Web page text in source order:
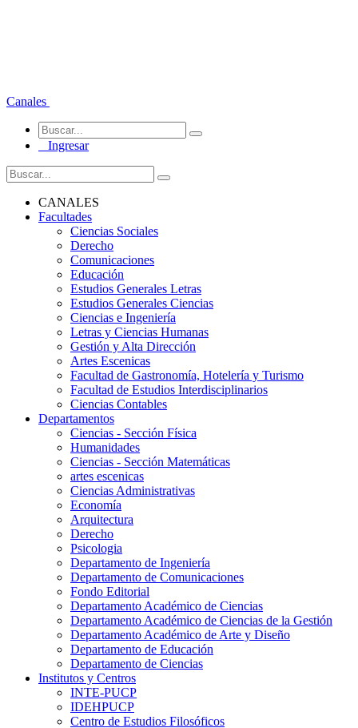
Canales
Ingresar
CANALES
Facultades
Ciencias Sociales
Derecho
Comunicaciones
Educación
Estudios Generales Letras
Estudios Generales Ciencias
Ciencias e Ingeniería
Letras y Ciencias Humanas
Gestión y Alta Dirección
Artes Escenicas
Facultad de Gastronomía, Hotelería y Turismo
Facultad de Estudios Interdisciplinarios
Ciencias Contables
Departamentos
Ciencias - Sección Física
Humanidades
Ciencias - Sección Matemáticas
artes escenicas
Ciencias Administrativas
Economía
Arquitectura
Derecho
Psicologia
Departamento de Ingeniería
Departamento de Comunicaciones
Fondo Editorial
Departamento Académico de Ciencias
Departamento Académico de Ciencias de la Gestión
Departamento Académico de Arte y Diseño
Departamento de Educación
Departamento de Ciencias
Institutos y Centros
INTE-PUCP
IDEHPUCP
Centro de Estudios Filosóficos